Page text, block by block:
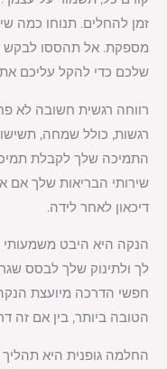
זמן להחלים. תנוחו כמה
מספקת. אל תהססו לבקש
שלכם כדי להקל עליכם
רווחה רגשית חשובה לא
רגשות, כולל שמחה,
התמיכה שלך לקבלת
שירותי הבריאות שלך אם
דיכאון לאחר לידה.
הנקה היא היבט משמעותי
לך ולתינוק שלך לבסס
חפשי הדרכה מיועצת
הטובה ביותר, בין אם זה
החלמה גופנית היא תהליך